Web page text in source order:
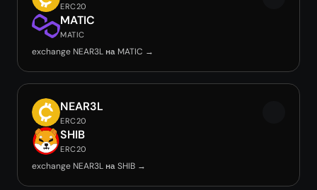
ERC20
MATIC
MATIC
exchange NEAR3L на MATIC →
NEAR3L
ERC20
SHIB
ERC20
exchange NEAR3L на SHIB →